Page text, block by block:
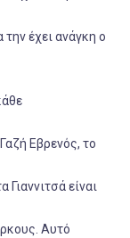
έχει ανάγκη ο
Εβρενός, το
Γιαννιτσά είναι
Αυτό